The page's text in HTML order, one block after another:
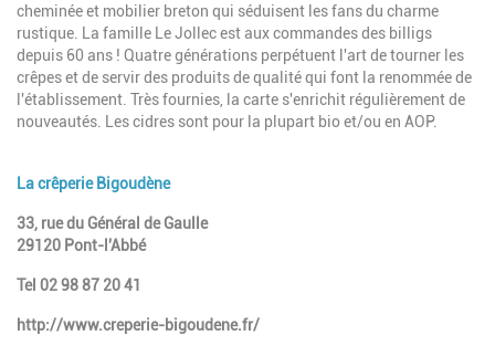
cheminée et mobilier breton qui séduisent les fans du charme
rustique. La famille Le Jollec est aux commandes des billigs
depuis 60 ans ! Quatre générations perpétuent l'art de tourner les
crêpes et de servir des produits de qualité qui font la renommée de
l'établissement. Très fournies, la carte s'enrichit régulièrement de
nouveautés. Les cidres sont pour la plupart bio et/ou en AOP.
La crêperie Bigoudène
33, rue du Général de Gaulle
29120 Pont-l'Abbé
Tel 02 98 87 20 41
http://www.creperie-bigoudene.fr/